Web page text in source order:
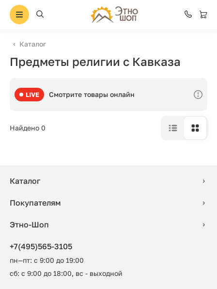
Каталог
Предметы религии с Кавказа
LIVE Смотрите товары онлайн
Найдено 0
Каталог
Покупателям
Этно-Шоп
+7(495)565-3105
пн—пт: с 9:00 до 19:00
сб: с 9:00 до 18:00, вс - выходной